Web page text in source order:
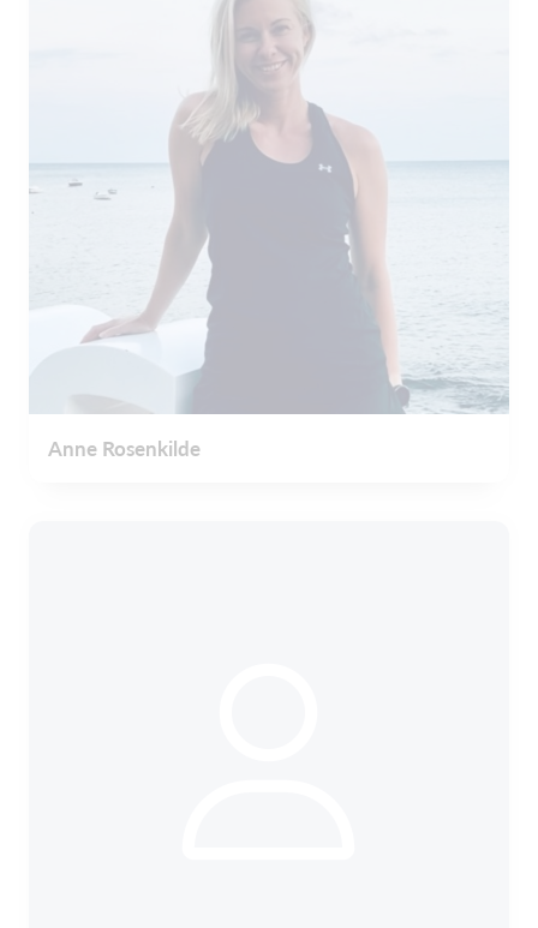
Anne Rosenkilde